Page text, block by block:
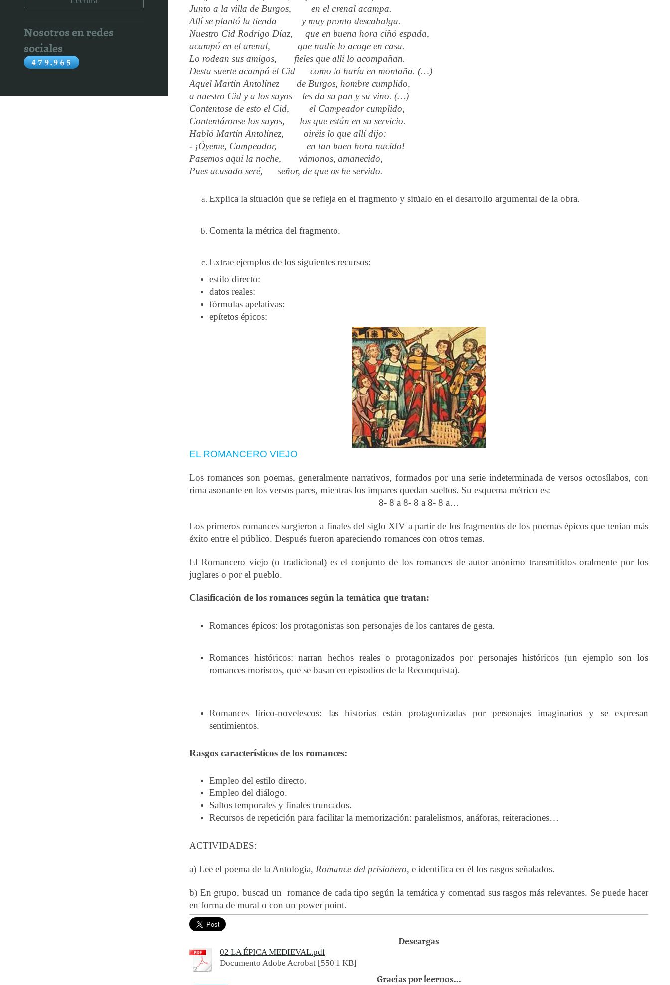
Junto a la villa de Burgos, en el arenal acampa.
Allí se plantó la tienda y muy pronto descabalga.
Nuestro Cid Rodrigo Díaz, que en buena hora ciñó espada,
acampó en el arenal, que nadie lo acoge en casa.
Lo rodean sus amigos, fieles que allí lo acompañan.
Desta suerte acampó el Cid como lo haría en montaña. (…)
Aquel Martín Antolínez de Burgos, hombre cumplido,
a nuestro Cid y a los suyos les da su pan y su vino. (…)
Contentose de esto el Cid, el Campeador cumplido,
Contentáronse los suyos, los que están en su servicio.
Habló Martín Antolínez, oiréis lo que allí dijo:
- ¡Óyeme, Campeador, en tan buen hora nacido!
Pasemos aquí la noche, vámonos, amanecido,
Pues acusado seré, señor, de que os he servido.
Explica la situación que se refleja en el fragmento y sitúalo en el desarrollo argumental de la obra.
Comenta la métrica del fragmento.
Extrae ejemplos de los siguientes recursos:
estilo directo:
datos reales:
fórmulas apelativas:
epítetos épicos:
EL ROMANCERO VIEJO
Los romances son poemas, generalmente narrativos, formados por una serie indeterminada de versos octosílabos, con
rima asonante en los versos pares, mientras los impares quedan sueltos. Su esquema métrico es:
8- 8 a 8- 8 a 8- 8 a…
Los primeros romances surgieron a finales del siglo XIV a partir de los fragmentos de los poemas épicos que tenían más
éxito entre el público. Después fueron apareciendo romances con otros temas.
El Romancero viejo (o tradicional) es el conjunto de los romances de autor anónimo transmitidos oralmente por los
juglares o por el pueblo.
Clasificación de los romances según la temática que tratan:
Romances épicos: los protagonistas son personajes de los cantares de gesta.
Romances históricos: narran hechos reales o protagonizados por personajes históricos (un ejemplo son los
romances moriscos, que se basan en episodios de la Reconquista).
Romances lírico-novelescos: las historias están protagonizadas por personajes imaginarios y se expresan
sentimientos.
Rasgos característicos de los romances:
Empleo del estilo directo.
Empleo del diálogo.
Saltos temporales y finales truncados.
Recursos de repetición para facilitar la memorización: paralelismos, anáforas, reiteraciones…
ACTIVIDADES:
a) Lee el poema de la Antología, Romance del prisionero, e identifica en él los rasgos señalados.
b) En grupo, buscad un romance de cada tipo según la temática y comentad sus rasgos más relevantes. Se puede hacer
en forma de mural o con un power point.
Descargas
02 LA ÉPICA MEDIEVAL.pdf
Documento Adobe Acrobat [550.1 KB]
Gracias por leernos...
Nosotros en redes
sociales